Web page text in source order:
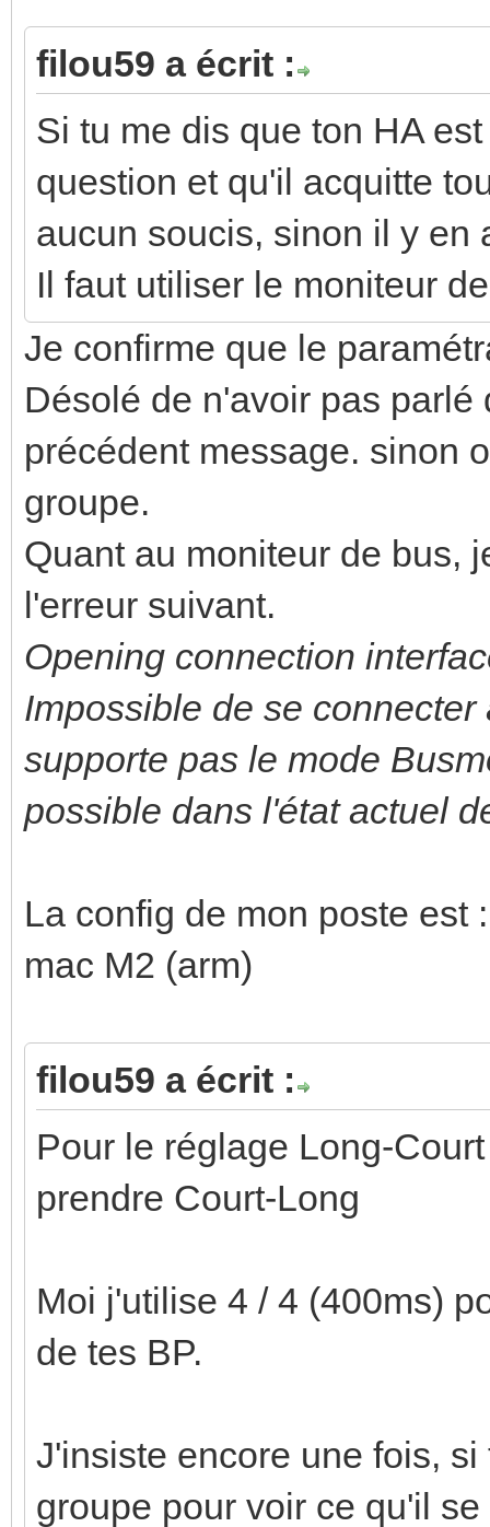
filou59 a écrit :
Si tu me dis que ton HA
question et qu'il acquitte
aucun soucis, sinon il y en
Il faut utiliser le moniteur
Je confirme que le
Désolé de n'avoir pas
précédent message. sinon
groupe.
Quant au moniteur de bus,
l'erreur suivant.
Opening connection
Impossible de se
supporte pas le mode
possible dans l'état actuel
La config de mon poste est
mac M2 (arm)
filou59 a écrit :
Pour le réglage Long-
prendre Court-Long
Moi j'utilise 4 / 4 (400ms)
de tes BP.
J'insiste encore une fois,
groupe pour voir ce qu'il